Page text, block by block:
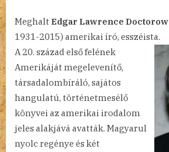
Meghalt Edgar Lawrence Doctorow
1931-2015) amerikai író, esszéista.
A 20. század első felének
Amerikáját megelevenítő,
társadalombíráló, sajátos
hangulatú, történetmesélő
könyvei az amerikai irodalom
jeles alakjává avatták. Magyarul
nyolc regénye és két